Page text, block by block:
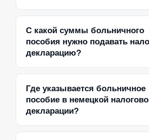
С какой суммы больничного
пособия нужно подавать
декларацию?
Где указывается больничное
пособие в немецкой
декларации?